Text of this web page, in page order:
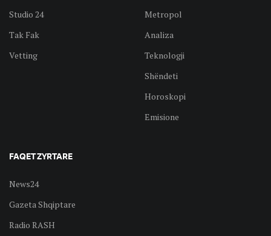
Studio 24
Tak Fak
Vetting
Metropol
Analiza
Teknologji
Shëndeti
Horoskopi
Emisione
FAQET ZYRTARE
News24
Gazeta Shqiptare
Radio RASH